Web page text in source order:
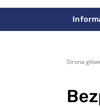
Strona